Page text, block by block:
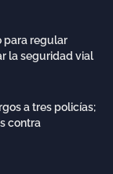
para regular
la seguridad vial
a tres policías;
contra